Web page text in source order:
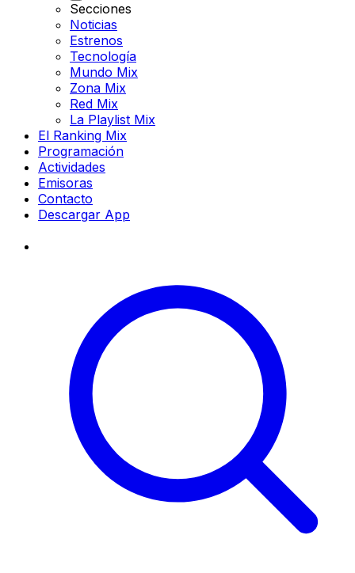
Secciones
Noticias
Estrenos
Tecnología
Mundo Mix
Zona Mix
Red Mix
La Playlist Mix
El Ranking Mix
Programación
Actividades
Emisoras
Contacto
Descargar App